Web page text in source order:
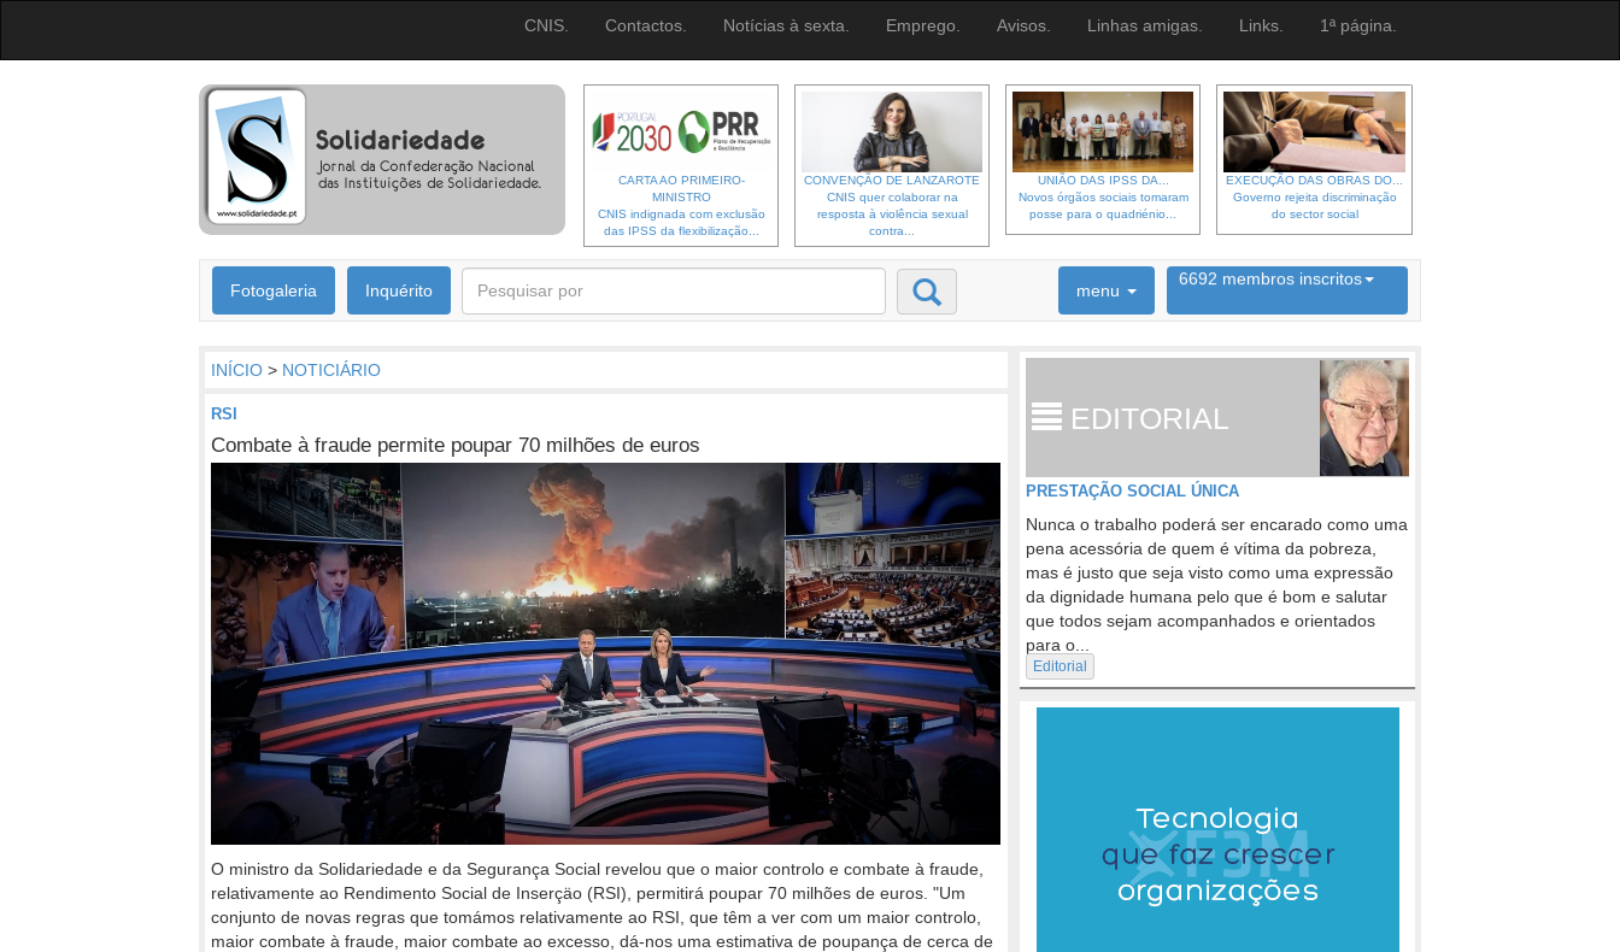
CNIS. Contactos. Notícias à sexta. Emprego. Avisos. Linhas amigas. Links. 1ª página.
CARTA AO PRIMEIRO-
MINISTRO
CNIS indignada com exclusão
das IPSS da flexibilização...
CONVENÇÃO DE LANZAROTE
CNIS quer colaborar na
resposta à violência sexual
contra...
UNIÃO DAS IPSS DA...
Novos órgãos sociais tomaram
posse para o quadriénio...
EXECUÇÃO DAS OBRAS DO...
Governo rejeita discriminação
do sector social
Fotogaleria Inquérito menu 6692 membros inscritos
INÍCIO > NOTICIÁRIO
RSI
Combate à fraude permite poupar 70 milhões de euros
O ministro da Solidariedade e da Segurança Social revelou que o maior controlo e combate à fraude,
relativamente ao Rendimento Social de Inserçäo (RSI), permitirá poupar 70 milhões de euros. "Um
conjunto de novas regras que tomámos relativamente ao RSI, que têm a ver com um maior controlo,
maior combate à fraude, maior combate ao excesso, dá-nos uma estimativa de poupança de cerca de
EDITORIAL
PRESTAÇÃO SOCIAL ÚNICA
Nunca o trabalho poderá ser encarado como uma
pena acessória de quem é vítima da pobreza,
mas é justo que seja visto como uma expressão
da dignidade humana pelo que é bom e salutar
que todos sejam acompanhados e orientados
para o...
Editorial